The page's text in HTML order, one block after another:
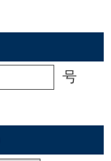
号